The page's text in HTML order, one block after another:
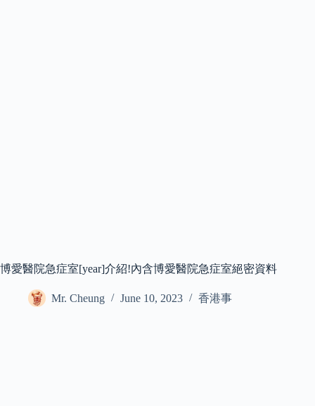
博愛醫院急症室[year]介紹!內含博愛醫院急症室絕密資料
Mr. Cheung June 10, 2023 香港事